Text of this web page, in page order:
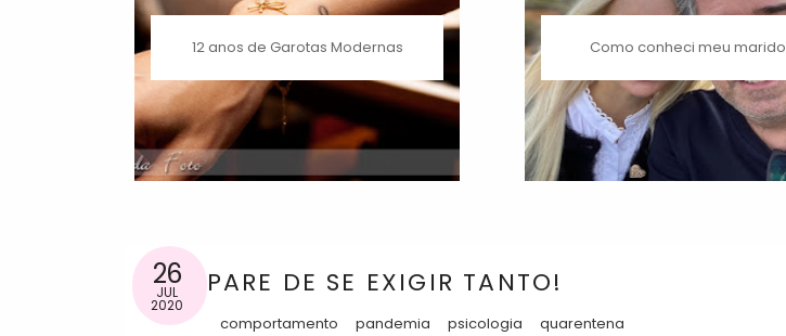
12 anos de Garotas Modernas Como conheci meu marido
26
JUL
2020
PARE DE SE EXIGIR TANTO!
comportamento pandemia psicologia quarentena